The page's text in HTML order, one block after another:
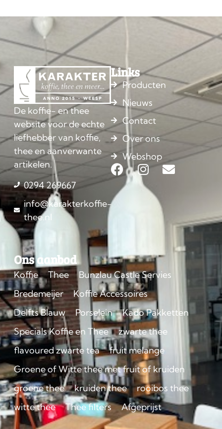
De koffie- en thee
website voor de echte
liefhebber van koffie,
thee en aanverwante
artikelen.
0294 269667
info@karakterkoffie-
thee.nl
Links
Producten
Nieuws
Contact
Over ons
Webshop
Ons aanbod
Koffie Thee
Bunzlau Castle Servies
Bredemeijer
Koffie Accessoires
Delfts Blauw
Porselein
Kado Pakketten
Specials Koffie en Thee
zwarte thee
flavoured zwarte tea
fruit melange
Groene of Witte thee met fruit of kruiden
groene thee
kruiden thee
rooibos thee
witte thee
Thee filters Afgeprijst